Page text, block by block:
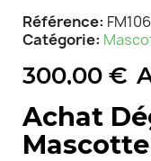
Référence
Catégorie
300,00 €
Achat